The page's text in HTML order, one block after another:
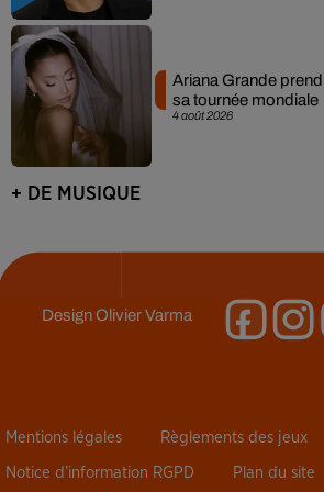
4 août 2026
Ariana Grande
sa tournée mondiale
+ DE MUSIQUE
DesignOlivier Varma
Mentions légales Règlements des jeux
Notice d’information RGPD Plan du site